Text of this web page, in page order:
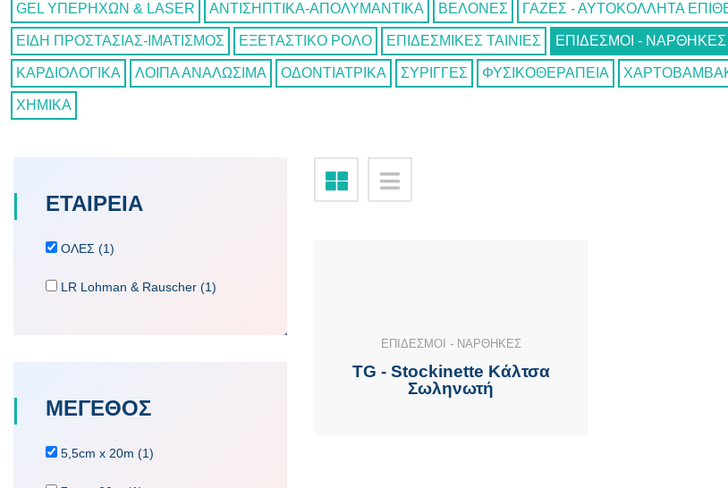
GEL ΥΠΕΡΗΧΩΝ & LASER ΑΝΤΙΣΗΠΤΙΚΑ-ΑΠΟΛΥΜΑΝΤΙΚΑ ΒΕΛΟΝΕΣ ΓΑΖΕΣ - ΑΥΤΟΚΟΛΛΗΤΑ
ΕΙΔΗ ΠΡΟΣΤΑΣΙΑΣ-ΙΜΑΤΙΣΜΟΣ ΕΞΕΤΑΣΤΙΚΟ ΡΟΛΟ ΕΠΙΔΕΣΜΙΚΕΣ ΤΑΙΝΙΕΣ ΕΠΙΔΕΣΜΟΙ - ΝΑΡΘΗΚΕΣ
ΚΑΡΔΙΟΛΟΓΙΚΑ ΛΟΙΠΑ ΑΝΑΛΩΣΙΜΑ ΟΔΟΝΤΙΑΤΡΙΚΑ ΣΥΡΙΓΓΕΣ ΦΥΣΙΚΟΘΕΡΑΠΕΙΑ
ΧΗΜΙΚΑ
ΕΤΑΙΡΕΙA
ΟΛΕΣ (1)
LR Lohman & Rauscher (1)
ΜΕΓΕΘΟΣ
5,5cm x 20m (1)
ΕΠΙΔΕΣΜΟΙ - ΝΑΡΘΗΚΕΣ
TG - Stockinette Κάλτσα
Σωληνωτή